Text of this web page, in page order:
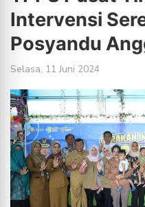
Intervensi
Posyandu